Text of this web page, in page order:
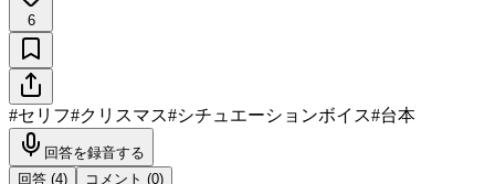
6
#セリフ#クリスマス#シチュエーションボイス#台本
回答を録音する
回答 (4) コメント (0)